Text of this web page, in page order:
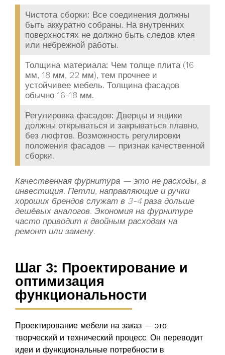
Чистота сборки: Все соединения должны
быть аккуратно собраны. На внутренних
поверхностях не должно быть следов клея
или небрежной работы.
Толщина материала: Чем толще плита (16
мм, 18 мм, 22 мм), тем прочнее и
устойчивее мебель. Толщина фасадов
обычно 16-18 мм.
Регулировка фасадов: Дверцы и ящики
должны открываться и закрываться плавно,
без люфтов. Возможность регулировки
положения фасадов — признак качественной
сборки.
Качественная фурнитура — это не расходы, а
инвестиция. Петли, направляющие и ручки
хороших брендов служат в 3-4 раза дольше
дешёвых аналогов. Экономия на фурнитуре
часто приводит к двойным расходам на
ремонт или замену.
Шаг 3: Проектирование и
оптимизация
функциональности
Проектирование мебели на заказ — это
творческий и технический процесс. Он переводит
идеи и функциональные потребности в